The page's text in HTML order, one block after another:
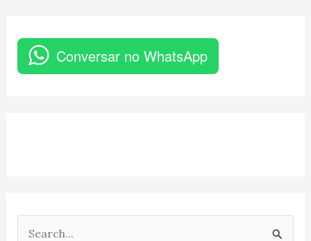
Conversar no WhatsApp